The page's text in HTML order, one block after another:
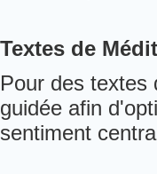
Textes de Mé
Pour des textes
guidée afin
sentiment